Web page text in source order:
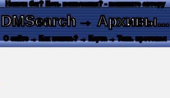
Нашли баг? Есть пожелания? - напишите автору
DMSearch→ Архивы...
О сайте → Как искать? → Карта → Текс. протокол